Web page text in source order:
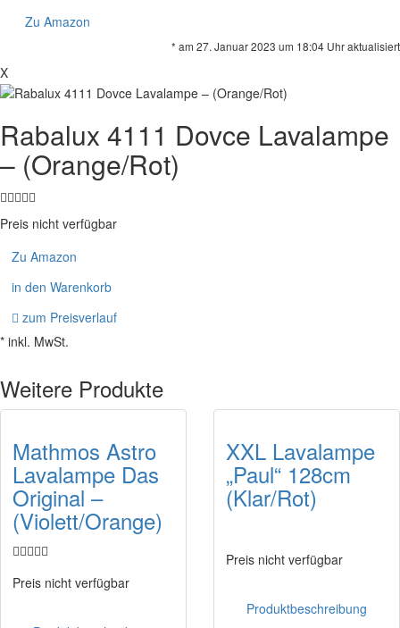
Zu Amazon
* am 27. Januar 2023 um 18:04 Uhr aktualisiert
X
Rabalux 4111 Dovce Lavalampe
– (Orange/Rot)
Preis nicht verfügbar
Zu Amazon
in den Warenkorb
zum Preisverlauf
* inkl. MwSt.
Weitere Produkte
Mathmos Astro
Lavalampe Das
Original –
(Violett/Orange)
Preis nicht verfügbar
XXL Lavalampe
„Paul“ 128cm
(Klar/Rot)
Preis nicht verfügbar
Produktbeschreibung